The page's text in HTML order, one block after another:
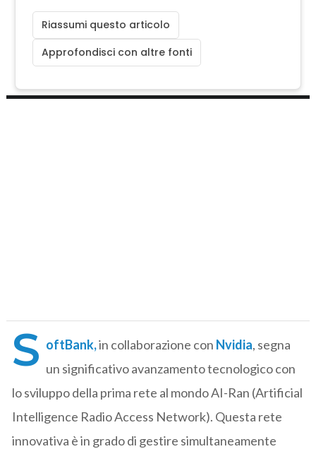
Riassumi questo articolo
Approfondisci con altre fonti
S oftBank,in collaborazione con Nvidia, segna
un significativo avanzamento tecnologico con
lo sviluppo della prima rete al mondo AI-Ran (Artificial
Intelligence Radio Access Network). Questa rete
innovativa è in grado di gestire simultaneamente